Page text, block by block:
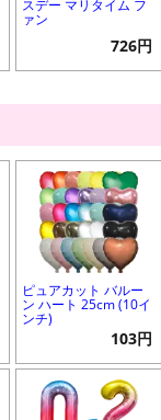
スデー マリタイム フ
ァン
726円
ピュアカット バルー
ン ハート 25cm (10イ
ンチ)
103円